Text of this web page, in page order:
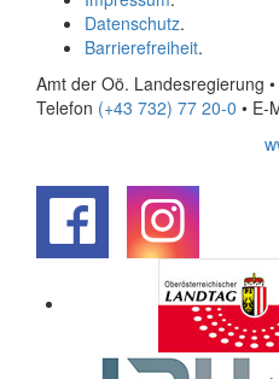
Datenschutz.
Barrierefreiheit.
Amt der Oö. Landesregierung
Telefon (+43 732) 77 20-0 • E-